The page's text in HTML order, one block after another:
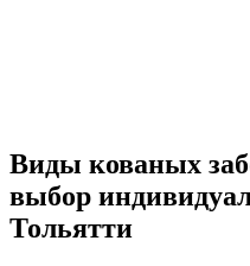
Виды кованых
выбор
Тольятти